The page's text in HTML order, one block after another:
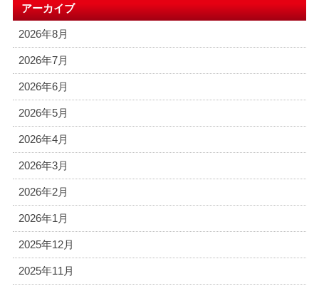
アーカイブ
2026年8月
2026年7月
2026年6月
2026年5月
2026年4月
2026年3月
2026年2月
2026年1月
2025年12月
2025年11月